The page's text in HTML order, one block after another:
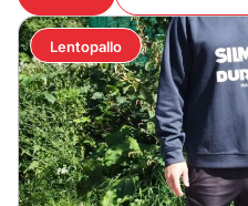
Lentopallo